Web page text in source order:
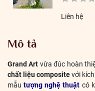
Liên hệ
Mô tả
Grand Art vừa đúc hoàn
chất liệu compositevới
mẫutượng nghệ thuật có